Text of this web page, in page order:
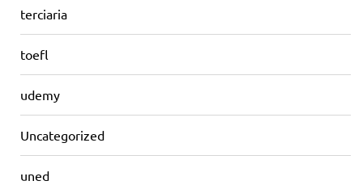
terciaria
toefl
udemy
Uncategorized
uned